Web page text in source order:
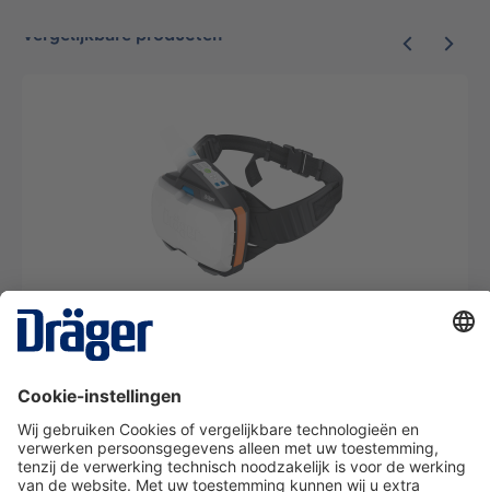
Vergelijkbare producten
Aanblaasfilterunit X-plore 8700 (Ex) compleet
pakket met helm
KIT65
Van € 14,92* per dag
Details